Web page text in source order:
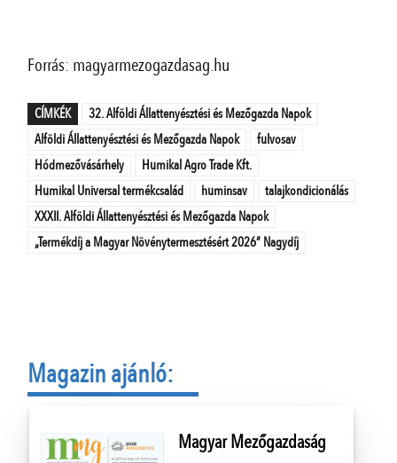
Forrás: magyarmezogazdasag.hu
CÍMKÉK
32. Alföldi Állattenyésztési és Mezőgazda Napok
Alföldi Állattenyésztési és Mezőgazda Napok
fulvosav
Hódmezővásárhely
Humikal Agro Trade Kft.
Humikal Universal termékcsalád
huminsav
talajkondicionálás
XXXII. Alföldi Állattenyésztési és Mezőgazda Napok
„Termékdíj a Magyar Növénytermesztésért 2026” Nagydíj
Magazin ajánló:
Magyar Mezőgazdaság